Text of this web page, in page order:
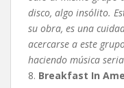
disco, algo insólito.
su obra, es una
acercarse a este
haciendo música
8. Breakfast In